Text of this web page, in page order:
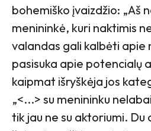
bohemiško įvaizdžio: „Aš
menininkė, kuri naktimis
valandas gali kalbėti apie
pasisuka apie potencialų
kaipmat išryškėja jos
„<...> su menininku
tik jau ne su aktoriumi.